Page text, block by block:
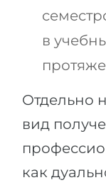
в
Отдельно
вид
как